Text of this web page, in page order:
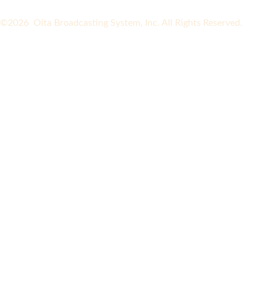
©2026 Oita Broadcasting System, Inc. All Rights Reserved.